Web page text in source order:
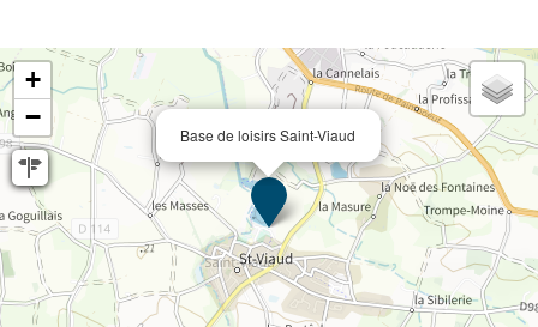
Base de loisirs Saint-Viaud
+
−